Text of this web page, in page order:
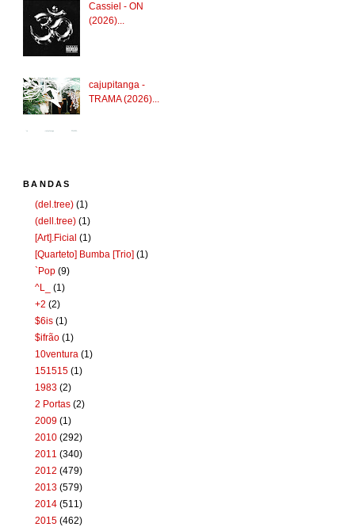
Cassiel - ON
(2026)...
cajupitanga -
TRAMA (2026)...
BANDAS
(del.tree) (1)
(dell.tree) (1)
[Art].Ficial (1)
[Quarteto] Bumba [Trio] (1)
`Pop (9)
^L_
(1)
+2 (2)
$6is (1)
$ifrão (1)
10ventura (1)
151515 (1)
1983 (2)
2 Portas (2)
2009 (1)
2010 (292)
2011 (340)
2012 (479)
2013 (579)
2014 (511)
2015 (462)